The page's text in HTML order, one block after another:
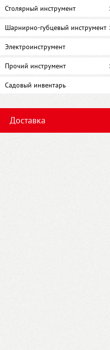
Столярный инструмент
Шарнирно-губцевый инструмент
Электроинструмент
Прочий инструмент
Садовый инвентарь
Доставка